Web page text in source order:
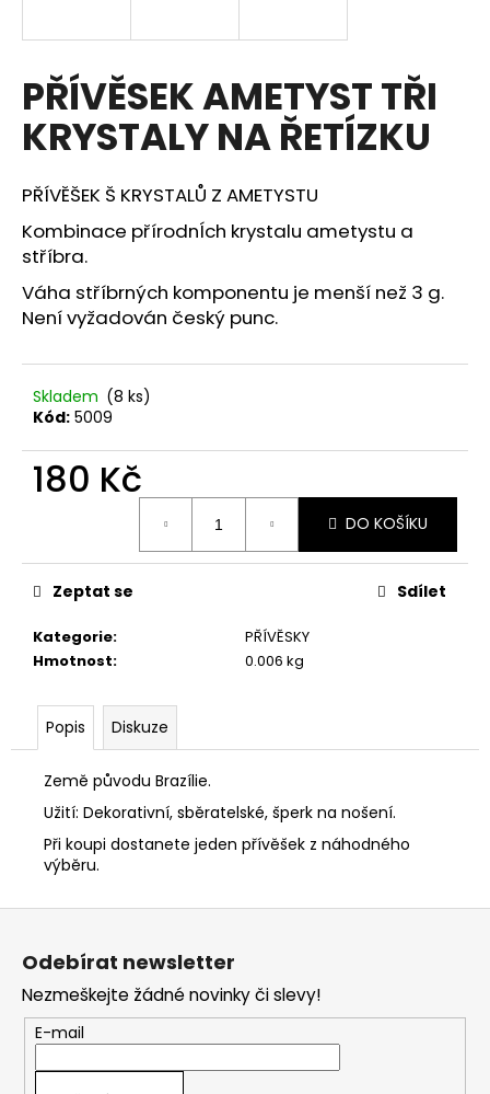
PŘÍVĚSEK AMETYST TŘI
KRYSTALY NA ŘETÍZKU
PŘÍVĚŠEK Š KRYSTALŮ Z AMETYSTU
Kombinace přírodnÍch krystalu ametystu a
stříbra.
Váha stříbrných komponentu je menší než 3 g.
Není vyžadován český punc.
Skladem (8 ks)
Kód: 5009
180 Kč
DO KOŠÍKU
Kategorie:
PŘÍVĚSKY
Hmotnost: 0.006 kg
Zeptat se Sdílet
Popis Diskuze
Země původu Brazílie.
Užití: Dekorativní, sběratelské, šperk na nošení.
Při koupi dostanete jeden přívěšek z náhodného
výběru.
í
t
?
o
p
o
r
u
e
m
PYRAMIDA
800
Z
Odebírat newsletter
Nezmeškejte žádné novinky či slevy!
E-mail